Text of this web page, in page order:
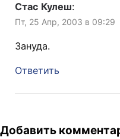
Стас Кулеш:
Пт, 25 Апр, 2003 в 09:29
Зануда.
Ответить
Добавить